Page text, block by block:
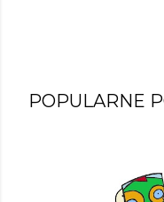
POPULARNE